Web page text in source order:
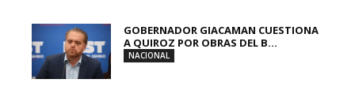
GOBERNADOR GIACAMAN CUESTIONA
A QUIROZ POR OBRAS DEL B...
NACIONAL